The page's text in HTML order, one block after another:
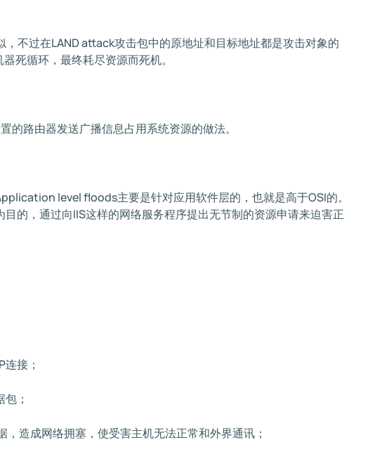
不过在LAND attack攻击包中的原地址和目标地址都是攻击对象的
死循环，最终耗尽资源而死机。
的路由器发送广播信息占用系统资源的做法。
level floods主要是针对应用软件层的，也就是高于OSI的。
的，通过向IIS这样的网络服务程序提出无节制的资源申请来迫害正
接；
；
，造成网络拥塞，使受害主机无法正常和外界通讯；